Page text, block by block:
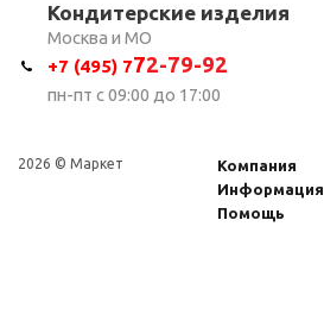
Кондитерские изделия
Москва и МО
+7 (495) 772-79-92
пн-пт с 09:00 до 17:00
2026 © Маркет
Компания
Информация
Помощь